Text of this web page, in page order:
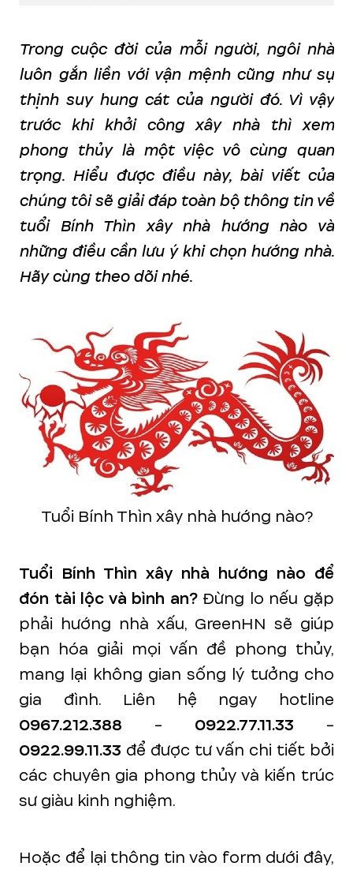
Trong cuộc đời của mỗi người, ngôi nhà
luôn gắn liền với vận mệnh cũng như sự
thịnh suy hung cát của người đó. Vì vậy
trước khi khởi công xây nhà thì xem
phong thủy là một việc vô cùng quan
trọng. Hiểu được điều này, bài viết của
chúng tôi sẽ giải đáp toàn bộ thông tin về
tuổi Bính Thìn xây nhà hướng nào và
những điều cần lưu ý khi chọn hướng nhà.
Hãy cùng theo dõi nhé.
Tuổi Bính Thìn xây nhà hướng nào?
Tuổi Bính Thìn xây nhà hướng nào để
đón tài lộc và bình an?Đừng lo nếu gặp
phải hướng nhà xấu, GreenHN sẽ giúp
bạn hóa giải mọi vấn đề phong thủy,
mang lại không gian sống lý tưởng cho
gia đình. Liên hệ ngay hotline
0967.212.388 - 0922.77.11.33 -
0922.99.11.33 để được tư vấn chi tiết bởi
các chuyên gia phong thủy và kiến trúc
sư giàu kinh nghiệm.
Hoặc để lại thông tin vào form dưới đây,